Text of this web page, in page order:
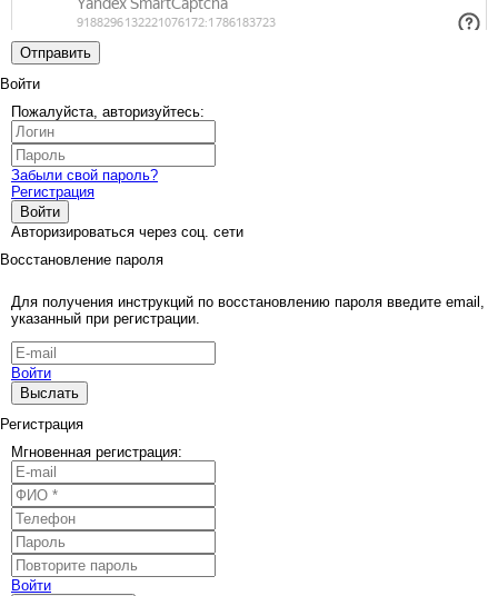
Отправить
Войти
Пожалуйста, авторизуйтесь:
Забыли свой пароль?
Регистрация
Войти
Авторизироваться через соц. сети
Восстановление пароля
Для получения инструкций по восстановлению пароля введите email,
указанный при регистрации.
Войти
Выслать
Регистрация
Мгновенная регистрация:
Войти